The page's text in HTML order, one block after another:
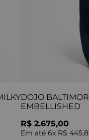
DOJO
EMBELLISHED
R$ 2.675,00
Em até 6x R$